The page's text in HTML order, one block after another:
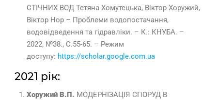
СТІЧНИХ ВОД Тетяна Хомутецька, Віктор Хоружий,
Віктор Нор – Проблеми водопостачання,
водовідведення та гідравліки. – К.: КНУБА. –
2022, №38., С.55-65. – Режим
доступу: https://scholar.google.com.ua
2021 рік:
Хоружий В.П. МОДЕРНІЗАЦІЯ СПОРУД В